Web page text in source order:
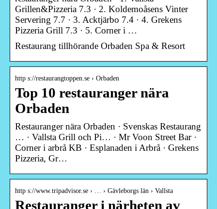
Grillen&Pizzeria 7.3 · 2. Koldemoåsens Vinter
Servering 7.7 · 3. Acktjärbo 7.4 · 4. Grekens
Pizzeria Grill 7.3 · 5. Corner i …
Restaurang tillhörande Orbaden Spa & Resort
http s://restaurangtoppen.se › Orbaden
Top 10 restauranger nära
Orbaden
Restauranger nära Orbaden · Svenskas Restaurang
… · Vallsta Grill och Pi… · Mr Voon Street Bar ·
Corner i arbrå KB · Esplanaden i Arbrå · Grekens
Pizzeria, Gr…
http s://www.tripadvisor.se › … › Gävleborgs län › Vallsta
Restauranger i närheten av